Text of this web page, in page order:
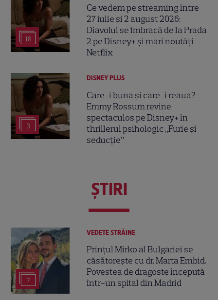
18
Ce vedem pe streaming între
27 iulie și 2 august 2026:
Diavolul se îmbracă de la Prada
2 pe Disney+ și mari noutăți
Netflix
3
DISNEY PLUS
Care-i buna și care-i reaua?
Emmy Rossum revine
spectaculos pe Disney+ în
thrillerul psihologic „Furie și
seducție”
ŞTIRI
7
VEDETE STRĂINE
Prințul Mirko al Bulgariei se
căsătorește cu dr. Marta Embid.
Povestea de dragoste începută
într-un spital din Madrid